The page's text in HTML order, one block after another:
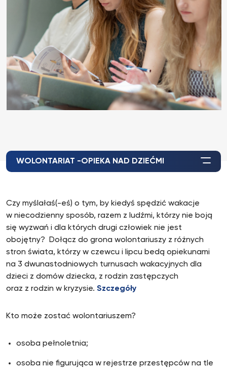
WOLONTARIAT -OPIEKA NAD DZIEĆMI
Czy myślałaś(-eś) o tym, by kiedyś spędzić wakacje
w niecodzienny sposób, razem z ludźmi, którzy nie boją
się wyzwań i dla których drugi człowiek nie jest
obojętny? Dołącz do grona wolontariuszy z różnych
stron świata, którzy w czewcu i lipcu bedą opiekunami
na 3 dwunastodniowych turnusach wakacyjnych dla
dzieci z domów dziecka, z rodzin zastępczych
oraz z rodzin w kryzysie. Szczegóły
Kto może zostać wolontariuszem?
osoba pełnoletnia;
osoba nie figurująca w rejestrze przestępców na tle